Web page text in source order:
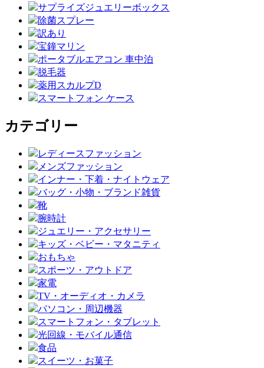
サプライズジュエリーボックス
除菌スプレー
訳あり
宝鐘マリン
ポータブルエアコン 車中泊
脱毛器
薬用スカルプD
スマートフォン ケース
カテゴリー
レディースファッション
メンズファッション
インナー・下着・ナイトウェア
バッグ・小物・ブランド雑貨
靴
腕時計
ジュエリー・アクセサリー
キッズ・ベビー・マタニティ
おもちゃ
スポーツ・アウトドア
家電
TV・オーディオ・カメラ
パソコン・周辺機器
スマートフォン・タブレット
光回線・モバイル通信
食品
スイーツ・お菓子